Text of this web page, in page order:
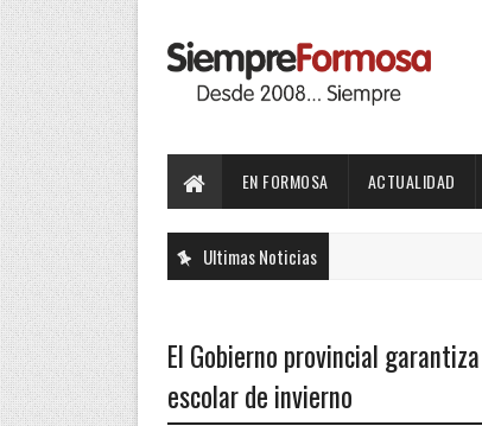
EN FORMOSA ACTUALIDAD
Ultimas Noticias
El Gobierno provincial
escolar de invierno